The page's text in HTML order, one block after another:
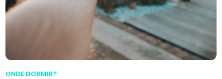
ONDE DORMIR?